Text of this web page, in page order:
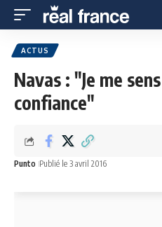
ACTUS
Navas : "Je me
confiance"
Punto Publié le 3 avril 2016